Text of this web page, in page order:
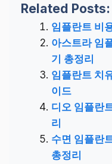
Related Posts:
임플란트 비
아스트라 임
기 총정리
임플란트 치
이드
디오 임플란
리
수면 임플란
총정리